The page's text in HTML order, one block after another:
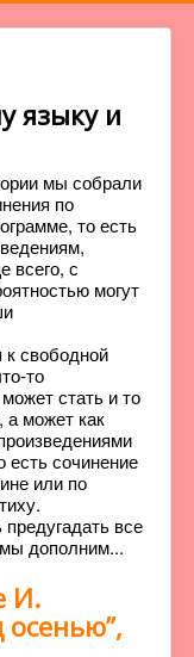
языку и
мы собрали
по
то есть
всего, с
могут
свободной
то
стать и то
а может как
есть сочинение
или по
все
дополним...
И.
осенью”,